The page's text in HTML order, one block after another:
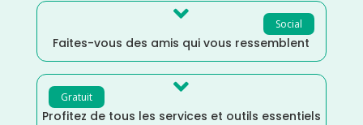
Social

Faites-vous des amis qui vous ressemblent
Gratuit 
Profitez de tous les services et outils essentiels